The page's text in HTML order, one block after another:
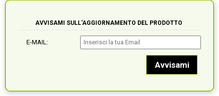
AVVISAMI SULL'AGGIORNAMENTO DEL PRODOTTO
E-MAIL: